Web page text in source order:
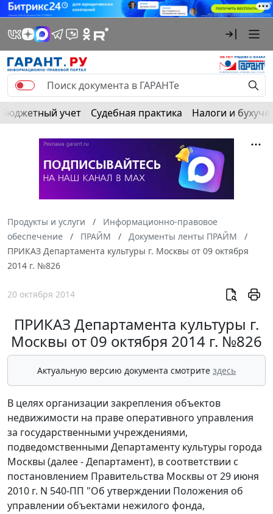
Бюджетный учет Судебная практика Налоги и
Продукты и услуги
Информационно-правовое
обеспечение
ПРАЙМ
Документы ленты ПРАЙМ
ПРИКАЗ Департамента культуры г. Москвы от 09 октября
2014 г. №826
20 октября 2014
ПРИКАЗ Департамента культуры г.
Москвы от 09 октября 2014 г. №826
Актуальную версию документа смотрите здесь
В целях организации закрепления объектов
недвижимости на праве оперативного управления
за государственными учреждениями,
подведомственными Департаменту культуры города
Москвы (далее - Департамент), в соответствии с
постановлением Правительства Москвы от 29 июня
2010 г. N 540-ПП "Об утверждении Положения об
управлении объектами нежилого фонда,